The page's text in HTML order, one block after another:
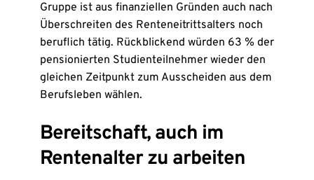
Gruppe ist aus finanziellen Gründen auch nach
Überschreiten des Renteneitrittsalters noch
beruflich tätig. Rückblickend würden 63 % der
pensionierten Studienteilnehmer wieder den
gleichen Zeitpunkt zum Ausscheiden aus dem
Berufsleben wählen.
Bereitschaft, auch im
Rentenalter zu arbeiten